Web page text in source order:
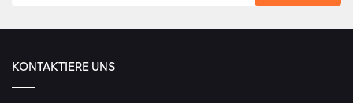
KONTAKTIERE UNS